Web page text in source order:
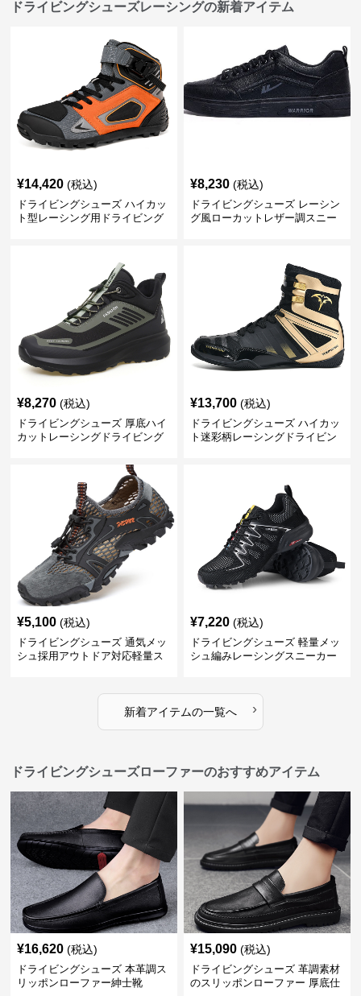
ドライビングシューズレーシングの新着アイテム
¥14,420 (税込)
ドライビングシューズ ハイカッ
ト型レーシング用ドライビング
¥8,230 (税込)
ドライビングシューズ レーシン
グ風ローカットレザー調スニー
¥8,270 (税込)
ドライビングシューズ 厚底ハイ
カットレーシングドライビング
¥13,700 (税込)
ドライビングシューズ ハイカッ
ト迷彩柄レーシングドライビン
¥5,100 (税込)
ドライビングシューズ 通気メッ
シュ採用アウトドア対応軽量ス
¥7,220 (税込)
ドライビングシューズ 軽量メッ
シュ編みレーシングスニーカー
新着アイテムの一覧へ ›
ドライビングシューズローファーのおすすめアイテム
¥16,620 (税込)
ドライビングシューズ 本革調ス
リッポンローファー紳士靴
¥15,090 (税込)
ドライビングシューズ 革調素材
のスリッポンローファー 厚底仕